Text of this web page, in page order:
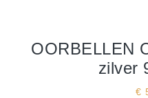
OORBELLEN
zilver
€